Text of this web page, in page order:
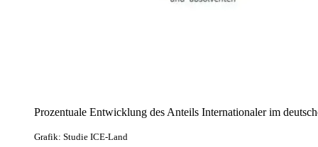
Prozentuale Entwicklung des Anteils Internationaler im
Grafik: Studie ICE-Land